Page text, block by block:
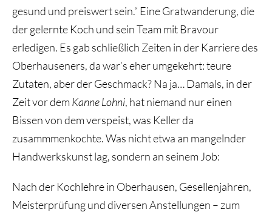
gesund und preiswert sein.“ Eine Gratwanderung, die
der gelernte Koch und sein Team mit Bravour
erledigen. Es gab schließlich Zeiten in der Karriere des
Oberhauseners, da war’s eher umgekehrt: teure
Zutaten, aber der Geschmack? Na ja… Damals, in der
Zeit vor demKanne Lohni, hat niemand nur einen
Bissen von dem verspeist, was Keller da
zusammmenkochte. Was nicht etwa an mangelnder
Handwerkskunst lag, sondern an seinem Job:
Nach der Kochlehre in Oberhausen, Gesellenjahren,
Meisterprüfung und diversen Anstellungen – zum